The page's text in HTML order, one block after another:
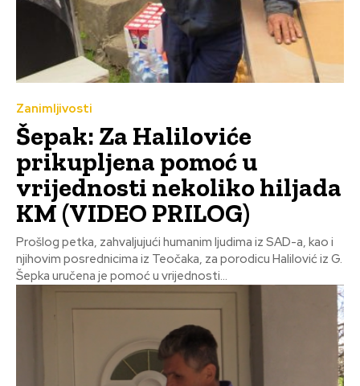
Zanimljivosti
Šepak: Za Haliloviće
prikupljena pomoć u
vrijednosti nekoliko hiljada
KM (VIDEO PRILOG)
Prošlog petka, zahvaljujući humanim ljudima iz SAD-a, kao i
njihovim posrednicima iz Teočaka, za porodicu Halilović iz G.
Šepka uručena je pomoć u vrijednosti...